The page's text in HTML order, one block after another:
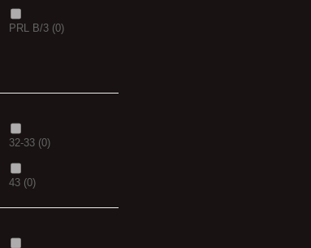
OCEAN LIVER
PRL B/3 (0)
32-33 (0)
43 (0)